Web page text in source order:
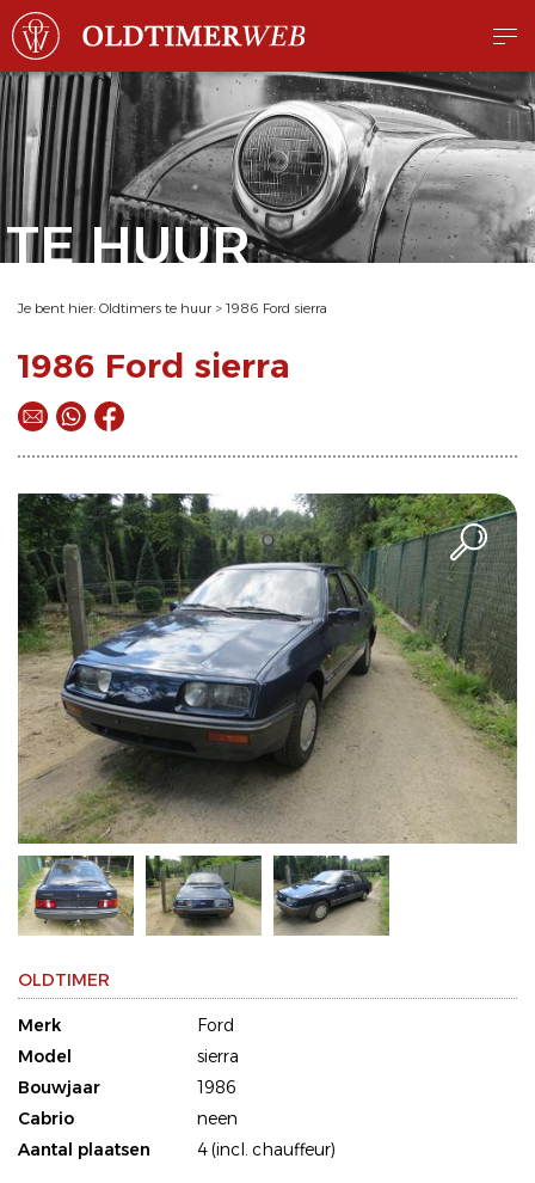
TE HUUR
Je bent hier: Oldtimers te huur > 1986 Ford sierra
1986 Ford sierra
OLDTIMER
Merk
Ford
Model
sierra
Bouwjaar
1986
Cabrio
neen
Aantal plaatsen
4 (incl. chauffeur)